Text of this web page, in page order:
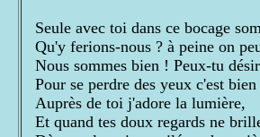
Seule avec toi dans ce bocage
Qu'y ferions-nous ? à peine on
Nous sommes bien ! Peux-tu
Pour se perdre des yeux c'est
Auprès de toi j'adore la lumière,
Et quand tes doux regards ne